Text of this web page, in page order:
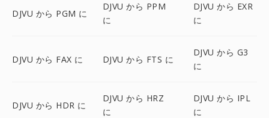
DJVU から PGM に
DJVU から PPM
に
DJVU から EXR
に
DJVU から FAX に DJVU から FTS に
DJVU から G3
に
DJVU から HDR に
DJVU から HRZ
に
DJVU から IPL
に